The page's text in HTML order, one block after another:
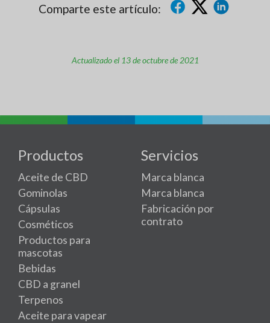
Comparte este artículo:
Actualizado el 13 de octubre de 2021
Productos
Aceite de CBD
Gominolas
Cápsulas
Cosméticos
Productos para
mascotas
Bebidas
CBD a granel
Terpenos
Aceite para vapear
Servicios
Marca blanca
Marca blanca
Fabricación por
contrato